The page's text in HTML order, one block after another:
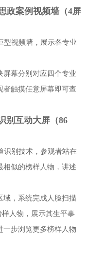
政案例视频墙（4屏
型视频墙，展示各专业
屏幕分别对应四个专业
者触摸任意屏幕即可查
别互动大屏（86
识别技术，参观者站在
相似的榜样人物，讲述
域，系统完成人脸扫描
人物，展示其生平事
一步浏览更多榜样人物